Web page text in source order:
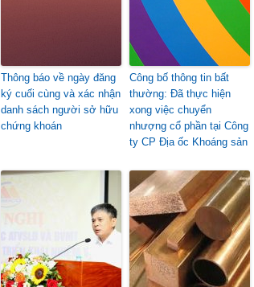
Thông báo về ngày đăng
ký cuối cùng và xác nhận
danh sách người sở hữu
chứng khoán
Công bố thông tin bất
thường: Đã thực hiện
xong việc chuyển
nhượng cổ phần tại Công
ty CP Địa ốc Khoáng sản